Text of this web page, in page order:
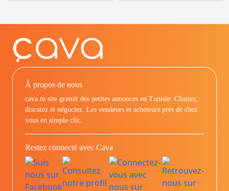
À propos de nous
cava.tn site gratuit des petites annonces en Tunisie: Chattez,
discutez et négociez. Les vendeurs et acheteurs prés de chez
vous en simple clic.
Restez connecté avec Cava